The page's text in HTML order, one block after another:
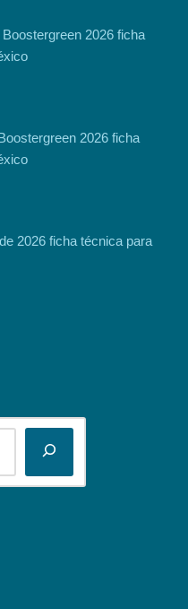
2026 ficha
2026 ficha
2026 ficha técnica para